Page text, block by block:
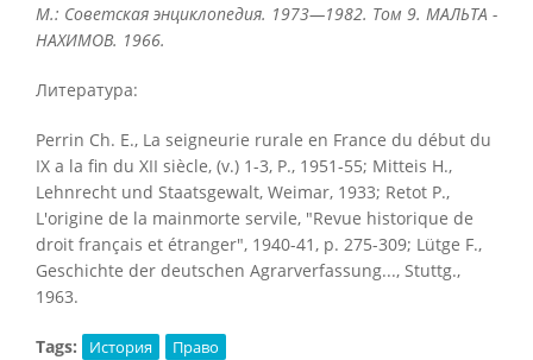
М.: Советская энциклопедия. 1973—1982. Том 9. МАЛЬТА -
НАХИМОВ. 1966.
Литература:
Perrin Ch. E., La seigneurie rurale en France du début du
IX а la fin du XII siècle, (v.) 1-3, P., 1951-55; Mitteis H.,
Lehnrecht und Staatsgewalt, Weimar, 1933; Retot P.,
L'origine de la mainmorte servile, "Revue historique de
droit français et étranger", 1940-41, p. 275-309; Lütge F.,
Geschichte der deutschen Agrarverfassung..., Stuttg.,
1963.
Tags: История Право